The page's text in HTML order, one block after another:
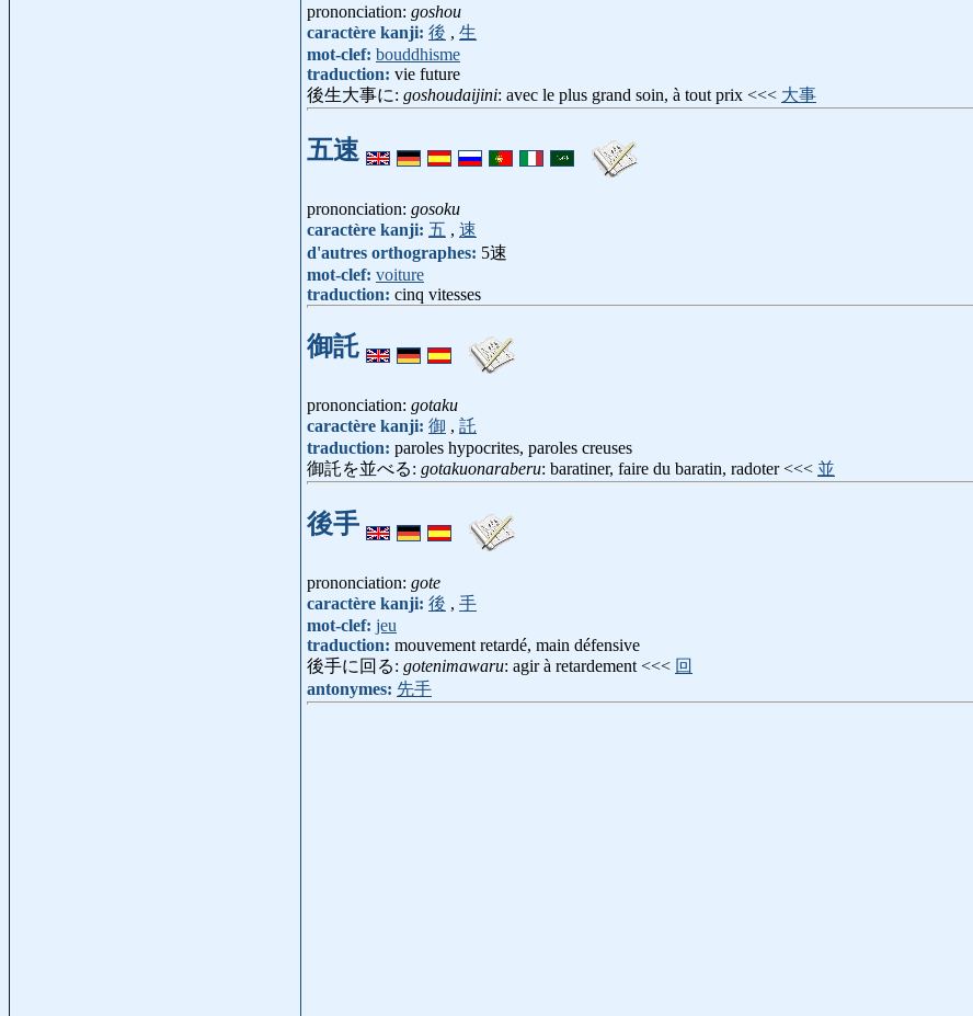
prononciation: goshou
caractère kanji: 後 , 生
mot-clef: bouddhisme
traduction: vie future
後生大事に: goshoudaijini: avec le plus grand soin, à tout prix <<< 大事
五速
prononciation: gosoku
caractère kanji: 五 , 速
d'autres orthographes: 5速
mot-clef: voiture
traduction: cinq vitesses
御託
prononciation: gotaku
caractère kanji: 御 , 託
traduction: paroles hypocrites, paroles creuses
御託を並べる: gotakuonaraberu: baratiner, faire du baratin, radoter <<< 並
後手
prononciation: gote
caractère kanji: 後 , 手
mot-clef: jeu
traduction: mouvement retardé, main défensive
後手に回る: gotenimawaru: agir à retardement <<< 回
antonymes: 先手